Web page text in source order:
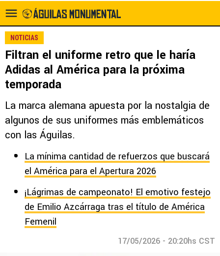
NOTICIAS
Filtran el uniforme retro que le haría
Adidas al América para la próxima
temporada
La marca alemana apuesta por la nostalgia de
algunos de sus uniformes más emblemáticos
con las Águilas.
La mínima cantidad de refuerzos que buscará
el América para el Apertura 2026
¡Lágrimas de campeonato! El emotivo festejo
de Emilio Azcárraga tras el título de América
Femenil
17/05/2026 - 20:20hs CST